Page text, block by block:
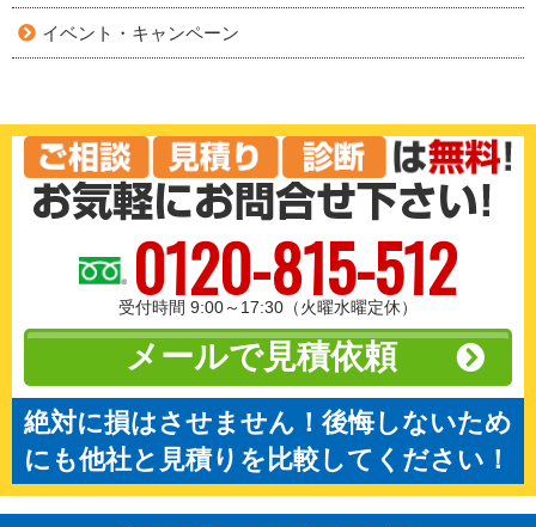
イベント・キャンペーン
0120-815-512
受付時間 9:00～17:30（火曜水曜定休）
メールで見積依頼
絶対に損はさせません！後悔しないため
にも他社と見積りを比較してください！